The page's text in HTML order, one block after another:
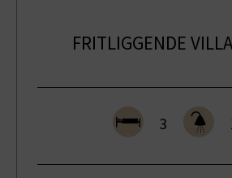
FRITLIGGENDE
3